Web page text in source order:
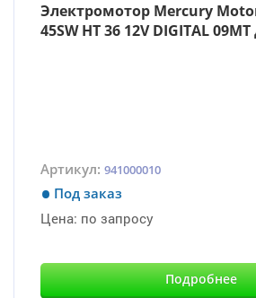
Электромотор Mercury
45SW HT 36 12V DIGITAL
Артикул: 941000010
Под заказ
Цена: по запросу
Подробнее